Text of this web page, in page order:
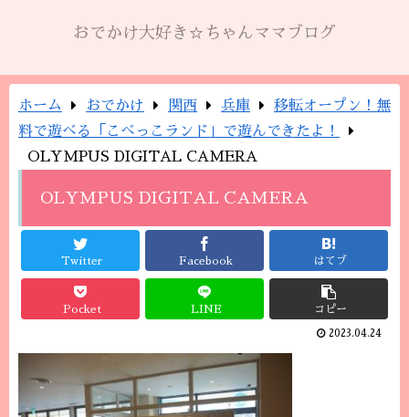
おでかけ大好き☆ちゃんママブログ
ホーム おでかけ 関西 兵庫
移転オープン！無
料で遊べる「こべっこランド」で遊んできたよ！
OLYMPUS DIGITAL CAMERA
OLYMPUS DIGITAL CAMERA
Twitter Facebook はてブ
Pocket LINE コピー
2023.04.24